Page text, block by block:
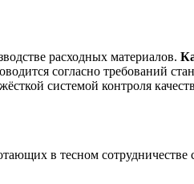
расходных материалов.
согласно требований
системой контроля
в тесном